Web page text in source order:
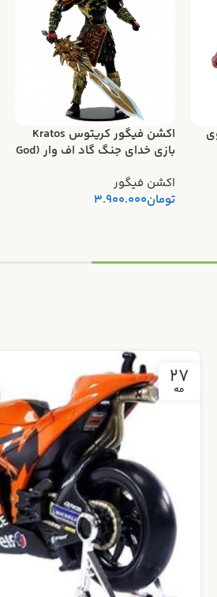
اکشن فیگور کریتوس Kratos
بازی خدای جنگ گاد اف وار (God
اکشن فیگور
تومان3.900.000
24
مه